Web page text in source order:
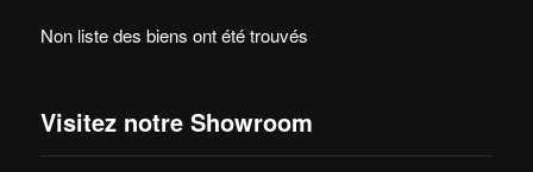
Non liste des biens ont été trouvés
Visitez notre Showroom